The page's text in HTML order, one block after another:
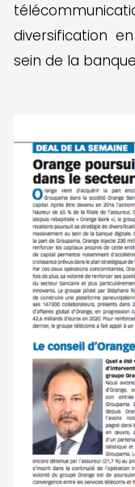
diversification
sein de la